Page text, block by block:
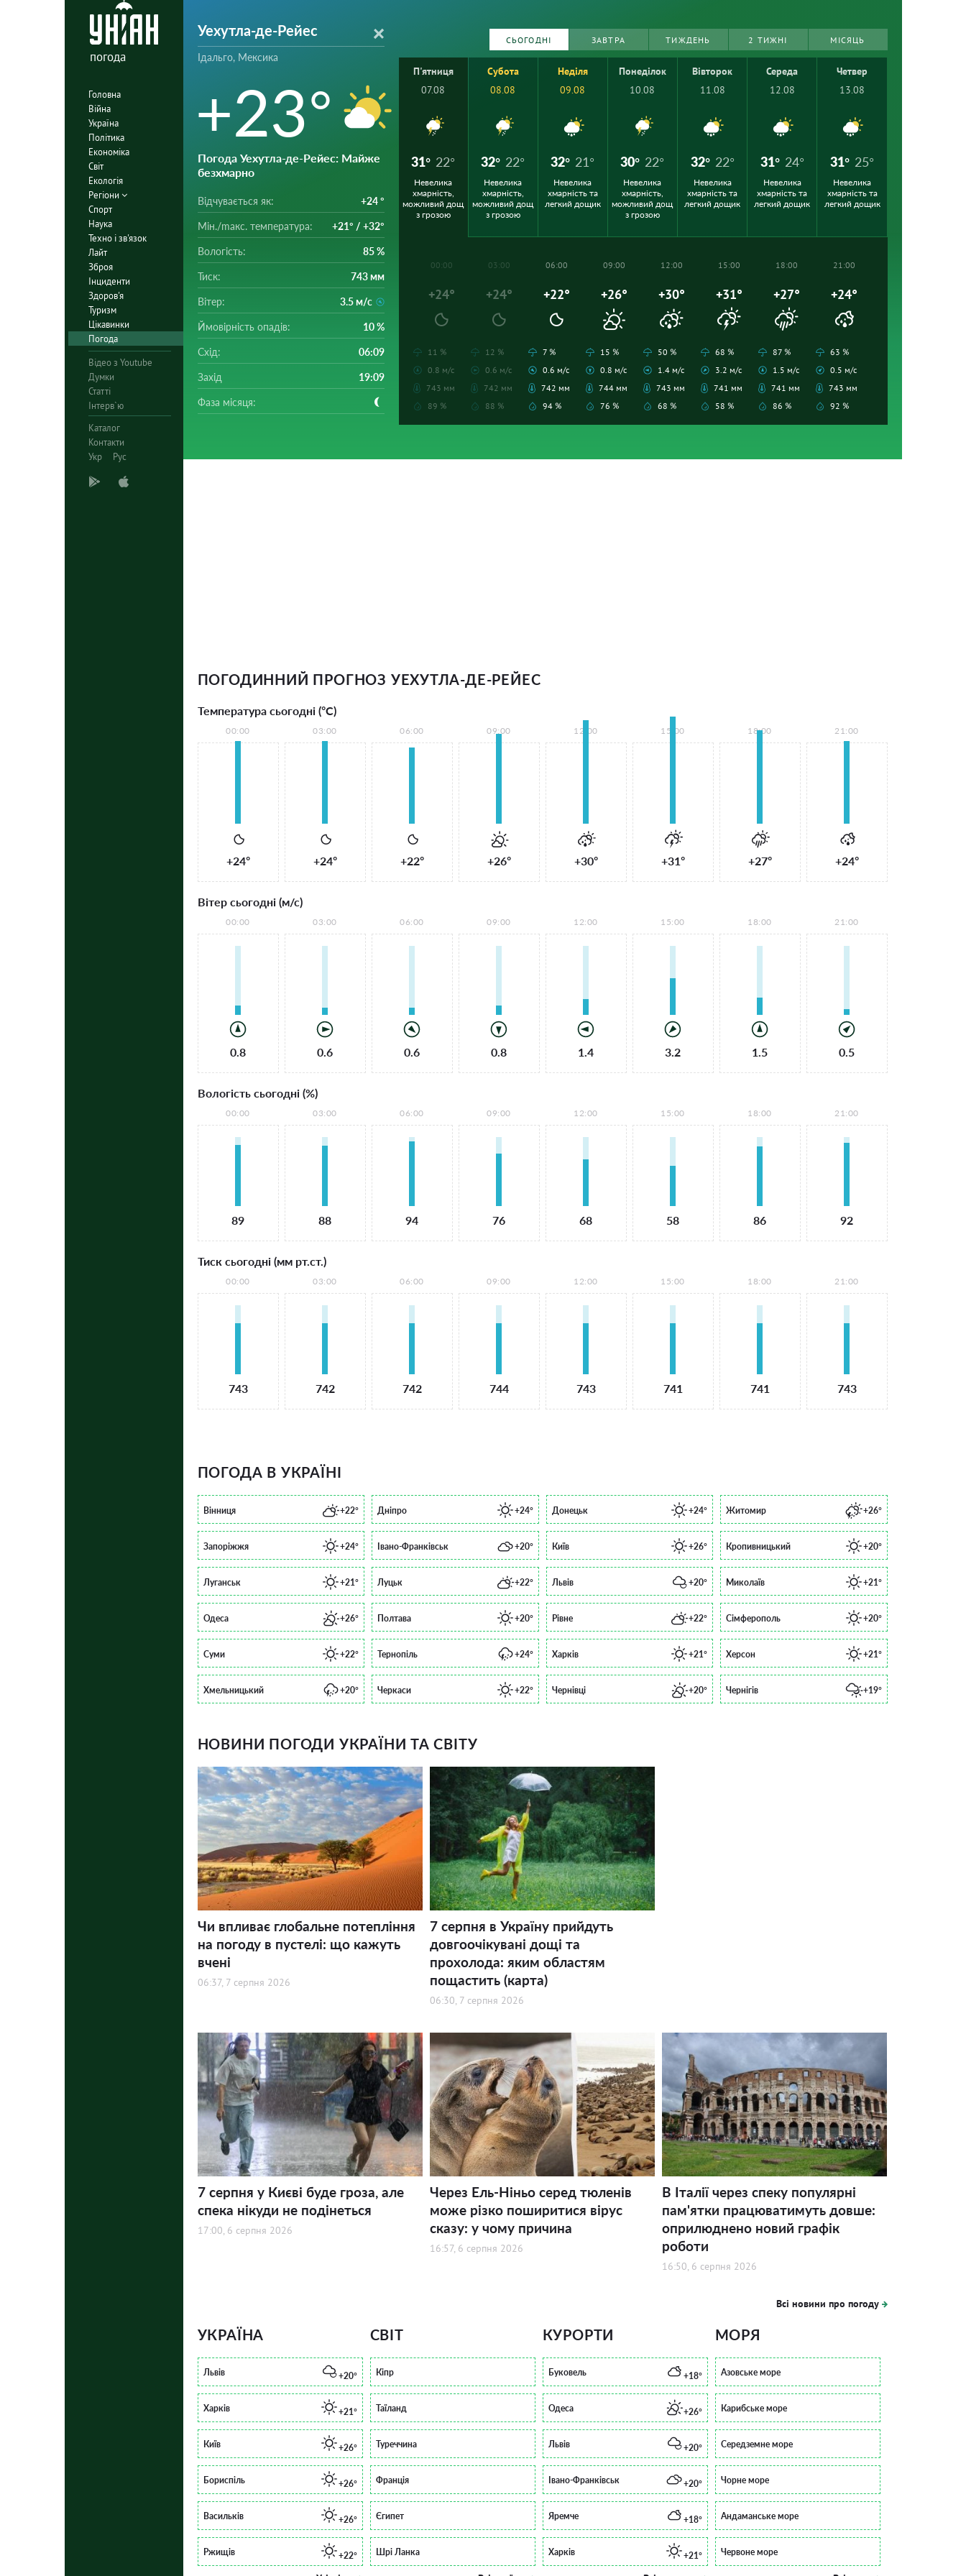
погода
Головна
Війна
Україна
Політика
Економіка
Світ
Екологія
Регіони
Спорт
Наука
Техно і зв'язок
Лайт
Зброя
Інциденти
Здоров'я
Туризм
Цікавинки
Погода
Відео з Youtube
Думки
Статті
Інтерв`ю
Каталог
Контакти
Укр
Рус
Уехутла-де-Рейес
Ідальго, Мексика
+23°
Погода Уехутла-де-Рейес: Майже
безхмарно
Відчувається як: +24 °
Мін./mакс. температура: +21° / +32°
Вологість: 85 %
Тиск: 743 мм
Вітер: 3.5 м/с
Ймовірність опадів: 10 %
Схід: 06:09
Захід 19:09
Фаза місяця:
СЬОГОДНІ ЗАВТРА ТИЖДЕНЬ 2 ТИЖНІ МІСЯЦЬ
П'ятниця
07.08
31° 22°
Невелика
хмарність,
можливий дощ
з грозою
Субота
08.08
32° 22°
Невелика
хмарність,
можливий дощ
з грозою
Неділя
09.08
32° 21°
Невелика
хмарність та
легкий дощик
Понеділок
10.08
30° 22°
Невелика
хмарність,
можливий дощ
з грозою
Вівторок
11.08
32° 22°
Невелика
хмарність та
легкий дощик
Середа
12.08
31° 24°
Невелика
хмарність та
легкий дощик
Четвер
13.08
31° 25°
Невелика
хмарність та
легкий дощик
00:00
+24°
11 %
0.8 м/с
743 мм
89 %
03:00
+24°
12 %
0.6 м/с
742 мм
88 %
06:00
+22°
7 %
0.6 м/с
742 мм
94 %
09:00
+26°
15 %
0.8 м/с
744 мм
76 %
12:00
+30°
50 %
1.4 м/с
743 мм
68 %
15:00
+31°
68 %
3.2 м/с
741 мм
58 %
18:00
+27°
87 %
1.5 м/с
741 мм
86 %
21:00
+24°
63 %
0.5 м/с
743 мм
92 %
ПОГОДИННИЙ ПРОГНОЗ УЕХУТЛА-ДЕ-РЕЙЕС
Температура сьогодні (°С)
00:00
+24°
03:00
+24°
06:00
+22°
09:00
+26°
12:00
+30°
15:00
+31°
18:00
+27°
21:00
+24°
Вітер сьогодні (м/с)
00:00
0.8
03:00
0.6
06:00
0.6
09:00
0.8
12:00
1.4
15:00
3.2
18:00
1.5
21:00
0.5
Вологість сьогодні (%)
00:00
89
03:00
88
06:00
94
09:00
76
12:00
68
15:00
58
18:00
86
21:00
92
Тиск сьогодні (мм рт.ст.)
00:00
743
03:00
742
06:00
742
09:00
744
12:00
743
15:00
741
18:00
741
21:00
743
ПОГОДА В УКРАЇНІ
Вінниця +22° Дніпро +24° Донецьк +24° Житомир +26°
Запоріжжя +24° Івано-Франківськ +20° Київ +26° Кропивницький +20°
Луганськ +21° Луцьк +22° Львів +20° Миколаїв +21°
Одеса +26° Полтава +20° Рівне +22° Сімферополь +20°
Суми +22° Тернопіль +24° Харків +21° Херсон +21°
Хмельницький +20° Черкаси +22° Чернівці +20° Чернігів +19°
НОВИНИ ПОГОДИ УКРАЇНИ ТА СВІТУ
Чи впливає глобальне потепління
на погоду в пустелі: що кажуть
вчені
06:37, 7 серпня 2026
7 серпня в Україну прийдуть
довгоочікувані дощі та
прохолода: яким областям
пощастить (карта)
06:30, 7 серпня 2026
7 серпня у Києві буде гроза, але
спека нікуди не подінеться
17:00, 6 серпня 2026
Через Ель-Ніньо серед тюленів
може різко поширитися вірус
сказу: у чому причина
16:57, 6 серпня 2026
В Італії через спеку популярні
пам'ятки працюватимуть довше:
оприлюднено новий графік
роботи
16:50, 6 серпня 2026
Всі новини про погоду
УКРАЇНА
Львів +20°
Харків +21°
Київ +26°
Бориспіль +26°
Васильків +26°
Ржищів +22°
СВІТ
Кіпр
Таїланд
Туреччина
Франція
Єгипет
Шрі Ланка
КУРОРТИ
Буковель +18°
Одеса +26°
Львів +20°
Івано-Франківськ +20°
Яремче +18°
Харків +21°
МОРЯ
Азовське море
Карибське море
Середземне море
Чорне море
Андаманське море
Червоне море